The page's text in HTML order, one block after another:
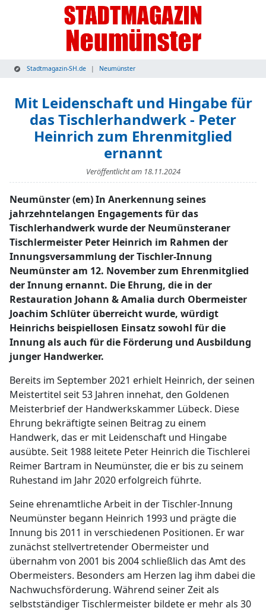
Stadtmagazin-SH.de Neumünster
Mit Leidenschaft und Hingabe für
das Tischlerhandwerk - Peter
Heinrich zum Ehrenmitglied
ernannt
Veröffentlicht am 18.11.2024
Neumünster (em) In Anerkennung seines
jahrzehntelangen Engagements für das
Tischlerhandwerk wurde der Neumünsteraner
Tischlermeister Peter Heinrich im Rahmen der
Innungsversammlung der Tischler-Innung
Neumünster am 12. November zum Ehrenmitglied
der Innung ernannt. Die Ehrung, die in der
Restauration Johann & Amalia durch Obermeister
Joachim Schlüter überreicht wurde, würdigt
Heinrichs beispiellosen Einsatz sowohl für die
Innung als auch für die Förderung und Ausbildung
junger Handwerker.
Bereits im September 2021 erhielt Heinrich, der seinen
Meistertitel seit 53 Jahren innehat, den Goldenen
Meisterbrief der Handwerkskammer Lübeck. Diese
Ehrung bekräftigte seinen Beitrag zu einem
Handwerk, das er mit Leidenschaft und Hingabe
ausübte. Seit 1988 leitete Peter Heinrich die Tischlerei
Reimer Bartram in Neumünster, die er bis zu seinem
Ruhestand im Jahr 2020 erfolgreich führte.
Seine ehrenamtliche Arbeit in der Tischler-Innung
Neumünster begann Heinrich 1993 und prägte die
Innung bis 2011 in verschiedenen Positionen. Er war
zunächst stellvertretender Obermeister und
übernahm von 2001 bis 2004 schließlich das Amt des
Obermeisters. Besonders am Herzen lag ihm dabei die
Nachwuchsförderung. Während seiner Zeit als
selbstständiger Tischlermeister bildete er mehr als 30